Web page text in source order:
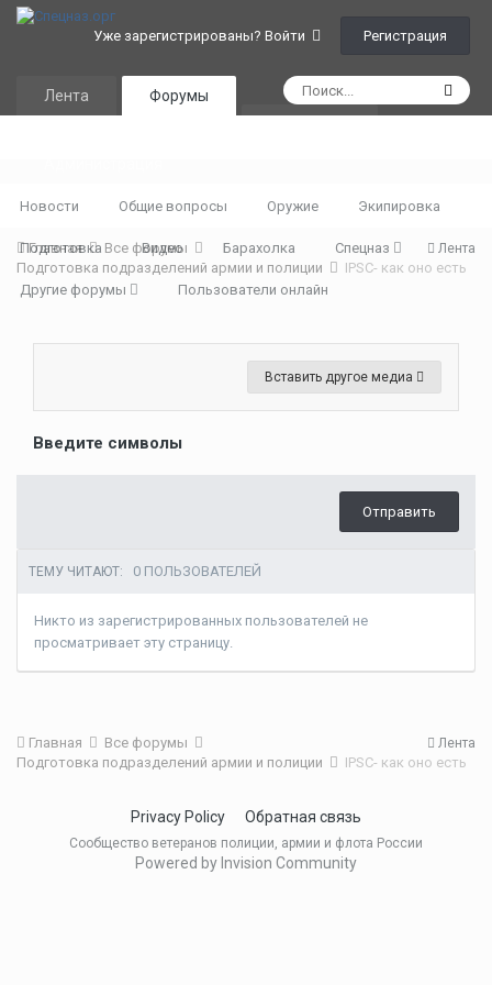
Уже зарегистрированы? Войти Регистрация
Лента Форумы
Новости Общие вопросы Оружие Экипировка
Подготовка Видео Барахолка Спецназ
Другие форумы Пользователи онлайн
Лента
Главная
Все форумы
Подготовка подразделений армии и полиции
IPSC- как оно есть
Вставить другое медиа
Введите символы
Отправить
ТЕМУ ЧИТАЮТ: 0 ПОЛЬЗОВАТЕЛЕЙ
Никто из зарегистрированных пользователей не
просматривает эту страницу.
Лента
Главная
Все форумы
Подготовка подразделений армии и полиции
IPSC- как оно есть
Privacy Policy Обратная связь
Сообщество ветеранов полиции, армии и флота России
Powered by Invision Community